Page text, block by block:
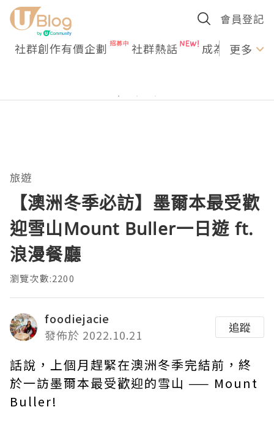
會員登記
社群創作有價企劃 社群熱話 成為U更多
旅遊
【澳洲冬季必訪】墨爾本最受歡
迎雪山Mount Buller一日遊 ft.
浪漫餐廳
瀏覽次數:2200
foodiejacie
發佈於 2022.10.21
追蹤
話說，上個月趕緊在澳洲冬季完結前，終
於一訪墨爾本最受歡迎的雪山 —— Mount
Buller!